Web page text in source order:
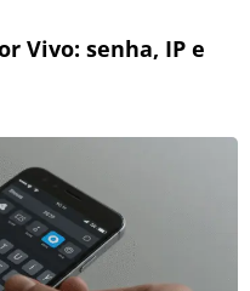
Vivo: senha, IP e